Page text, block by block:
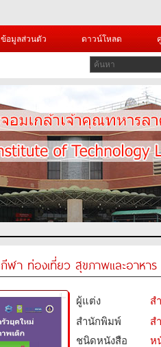
ข้อมูลส่วนตัว ดาวน์โหลด
กีฬา ท่องเที่ยว สุขภาพและอาหาร
ผู้แต่ง
ส
สำนักพิมพ์
ส
ชนิดหนังสือ­
ห